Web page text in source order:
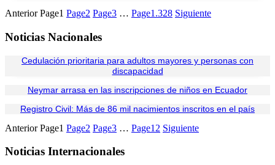
Anterior Page1 Page2 Page3 … Page1.328 Siguiente
Noticias Nacionales
Cedulación prioritaria para adultos mayores y personas con
discapacidad
Neymar arrasa en las inscripciones de niños en Ecuador
Registro Civil: Más de 86 mil nacimientos inscritos en el país
Anterior Page1 Page2 Page3 … Page12 Siguiente
Noticias Internacionales